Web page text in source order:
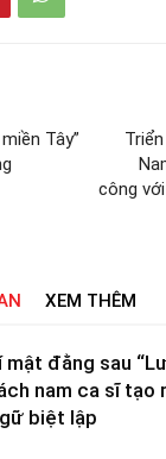
Tây”
công
XEM THÊM
mật đằng sau
nam ca sĩ tạo
biệt lập